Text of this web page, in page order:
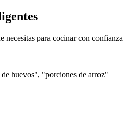
necesitas para cocinar con confianza
huevos", "porciones de arroz"